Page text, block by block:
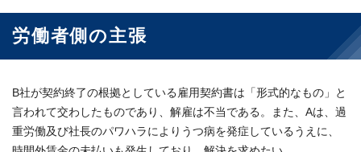
労働者側の主張
B社が契約終了の根拠としている雇用契約書は「形式的なもの」と
言われて交わしたものであり、解雇は不当である。また、Aは、過
重労働及び社長のパワハラによりうつ病を発症しているうえに、